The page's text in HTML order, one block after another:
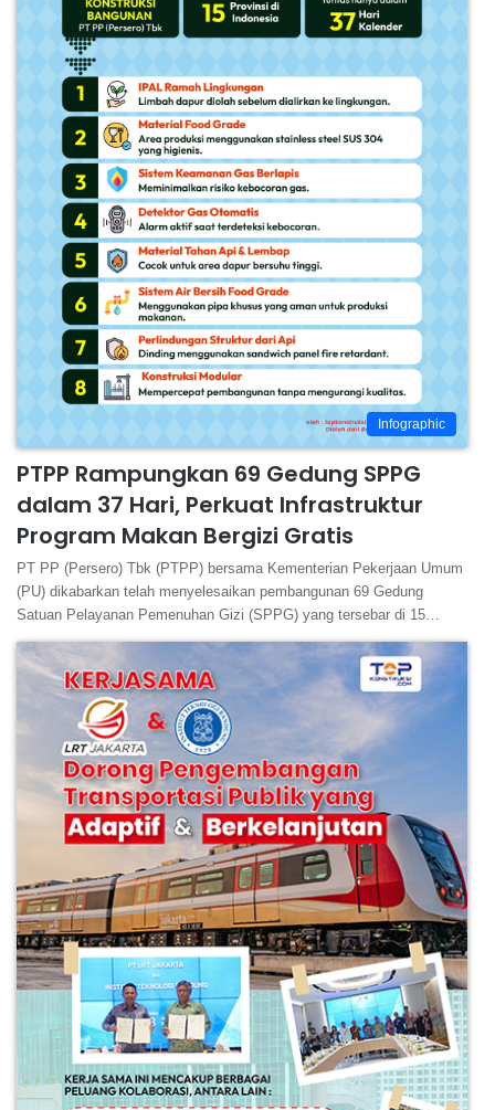
Infographic
PTPP Rampungkan 69 Gedung SPPG
dalam 37 Hari, Perkuat Infrastruktur
Program Makan Bergizi Gratis
PT PP (Persero) Tbk (PTPP) bersama Kementerian Pekerjaan Umum
(PU) dikabarkan telah menyelesaikan pembangunan 69 Gedung
Satuan Pelayanan Pemenuhan Gizi (SPPG) yang tersebar di 15…